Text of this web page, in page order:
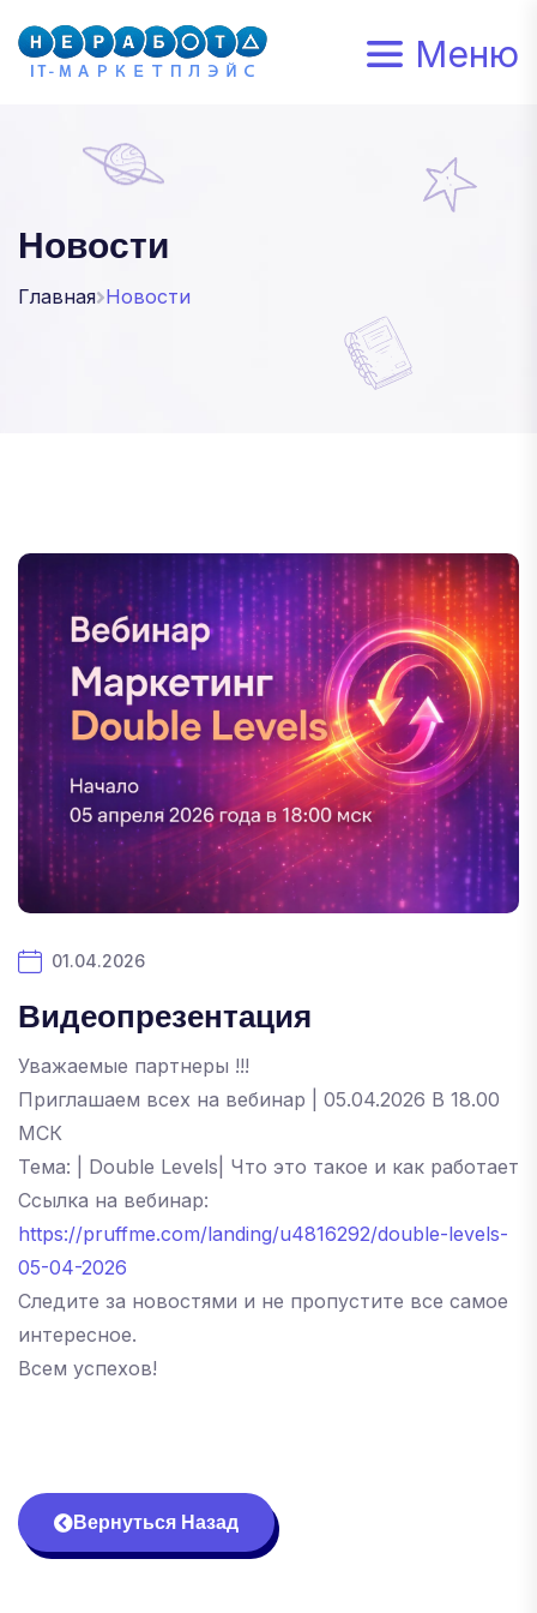
Меню
Новости
Главная Новости
01.04.2026
Видеопрезентация
Уважаемые партнеры !!!
Приглашаем всех на вебинар | 05.04.2026 В 18.00
МСК
Тема: | Double Levels| Что это такое и как работает
Ссылка на вебинар:
https://pruffme.com/landing/u4816292/double-levels-
05-04-2026
Следите за новостями и не пропустите все самое
интересное.
Всем успехов!
Вернуться Назад